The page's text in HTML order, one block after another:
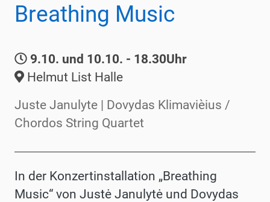
Breathing Music
9.10. und 10.10. - 18.30Uhr
Helmut List Halle
Juste Janulyte | Dovydas Klimavièius /
Chordos String Quartet
In der Konzertinstallation „Breathing
Music“ von Justė Janulytė und Do­vydas